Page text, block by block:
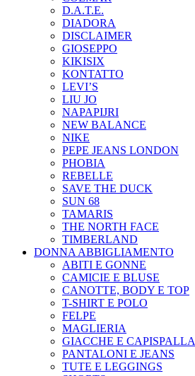
D.A.T.E.
DIADORA
DISCLAIMER
GIOSEPPO
KIKISIX
KONTATTO
LEVI’S
LIU JO
NAPAPIJRI
NEW BALANCE
NIKE
PEPE JEANS LONDON
PHOBIA
REBELLE
SAVE THE DUCK
SUN 68
TAMARIS
THE NORTH FACE
TIMBERLAND
DONNA ABBIGLIAMENTO
ABITI E GONNE
CAMICIE E BLUSE
CANOTTE, BODY E TOP
T-SHIRT E POLO
FELPE
MAGLIERIA
GIACCHE E CAPISPALLA
PANTALONI E JEANS
TUTE E LEGGINGS